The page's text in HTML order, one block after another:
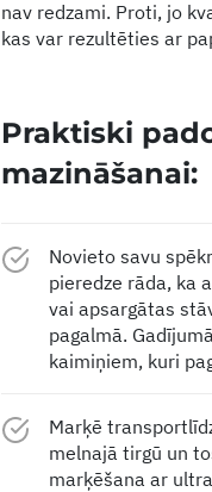
nav redzami. Proti, jo
kas var rezultēties ar
Praktiski
mazināšanai:
Novieto savu
pieredze rāda, ka
vai apsargātas
pagalmā.
kaimiņiem, kuri
Marķē
melnajā tirgū un
marķēšana ar